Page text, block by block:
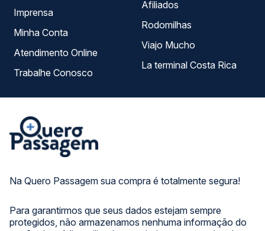
Na Quero Passagem sua compra é totalmente segura!
Para garantirmos que seus dados estejam sempre
protegidos, não armazenamos nenhuma informação do
Imprensa
Minha Conta
Atendimento Online
Trabalhe Conosco
Afiliados
Rodomilhas
Viajo Mucho
La terminal Costa Rica